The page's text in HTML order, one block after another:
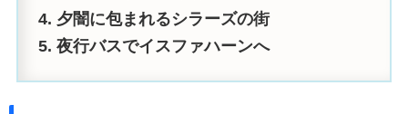
夕闇に包まれるシラーズの街
夜行バスでイスファハーンへ